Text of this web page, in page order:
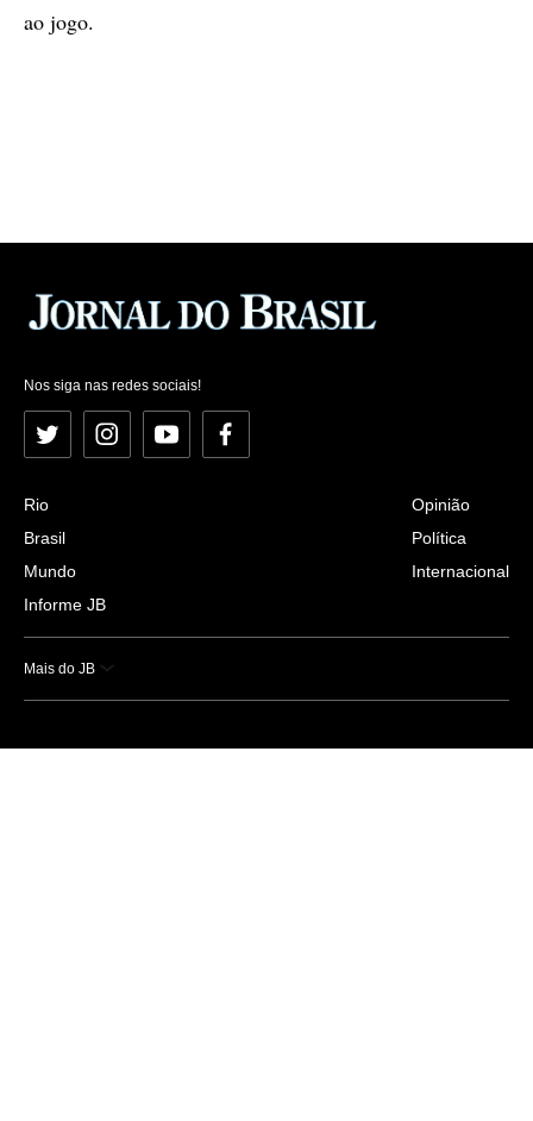
ao jogo.
Nos siga nas redes sociais!
Twitter InstagramYouTubeFacebook
Rio
Brasil
Mundo
Informe JB
Opinião
Política
Internacional
Mais do JB
Esportes